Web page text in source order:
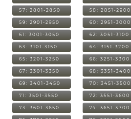
57: 2801-2850 58: 2851-2900
59: 2901-2950 60: 2951-3000
61: 3001-3050 62: 3051-3100
63: 3101-3150 64: 3151-3200
65: 3201-3250 66: 3251-3300
67: 3301-3350 68: 3351-3400
69: 3401-3450 70: 3451-3500
71: 3501-3550 72: 3551-3600
73: 3601-3650 74: 3651-3700